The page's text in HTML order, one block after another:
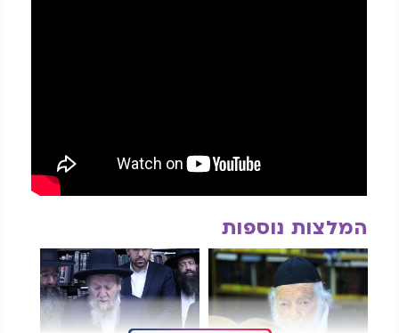
המלצות נוספות